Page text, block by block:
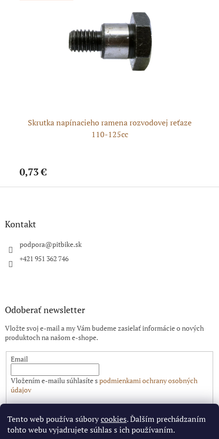
Tento web používa súborycookies. Ďalším prechádzaním
tohto webu vyjadrujete súhlas s ich používaním.
Skrutka napínacieho ramena rozvodovej reťaze
110-125cc
0,73 €
Z
Kontakt
podpora@pitbike.sk
+421 951 362 746
Odoberať newsletter
Vložte svoj e-mail a my Vám budeme zasielať informácie o nových
produktoch na našom e-shope.
Email
Vložením e-mailu súhlasíte spodmienkami ochrany osobných
údajov